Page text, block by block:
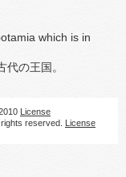
which is in
の王国。
License
reserved. License